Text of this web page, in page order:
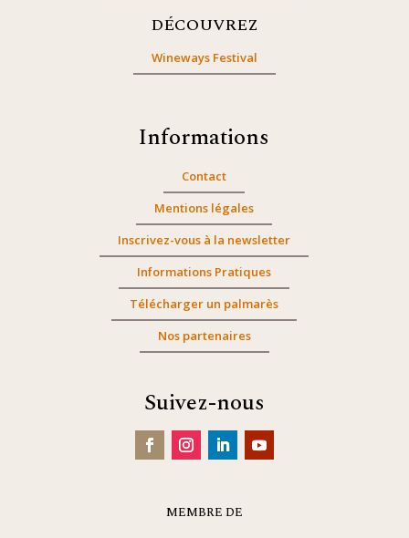
DÉCOUVREZ
Wineways Festival
Informations
Contact
Mentions légales
Inscrivez-vous à la newsletter
Informations Pratiques
Télécharger un palmarès
Nos partenaires
Suivez-nous
MEMBRE DE